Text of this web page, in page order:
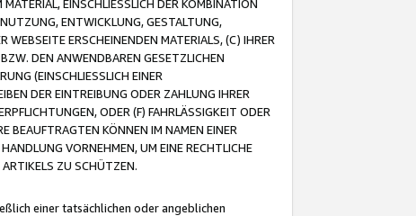
EINSCHLIESSLICH DER KOMBINATION
ENTWICKLUNG, GESTALTUNG,
WEBSEITE ERSCHEINENDEN MATERIALS, (C) IHRER
DEN ANWENDBAREN GESETZLICHEN
(EINSCHLIESSLICH EINER
DER EINTREIBUNG ODER ZAHLUNG IHRER
ODER (F) FAHRLÄSSIGKEIT ODER
BEAUFTRAGTEN KÖNNEN IM NAMEN EINER
VORNEHMEN, UM EINE RECHTLICHE
ZU SCHÜTZEN.
einer tatsächlichen oder angeblichen